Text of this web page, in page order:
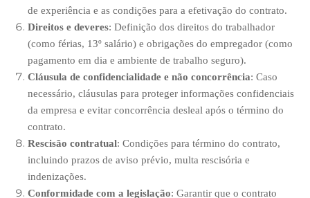
de experiência e as condições para a efetivação do contrato.
Direitos e deveres: Definição dos direitos do trabalhador
(como férias, 13º salário) e obrigações do empregador (como
pagamento em dia e ambiente de trabalho seguro).
Cláusula de confidencialidade e não concorrência: Caso
necessário, cláusulas para proteger informações confidenciais
da empresa e evitar concorrência desleal após o término do
contrato.
Rescisão contratual: Condições para término do contrato,
incluindo prazos de aviso prévio, multa rescisória e
indenizações.
Conformidade com a legislação: Garantir que o contrato